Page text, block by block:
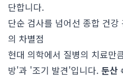
단합니다.
단순 검사를 넘어선 종합 건
의 차별점
현대 의학에서 질병의 치료만
방'과 '조기 발견'입니다. 둔산